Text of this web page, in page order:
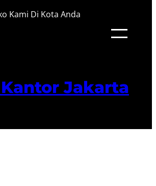
Kami Di Kota Anda
Jakarta